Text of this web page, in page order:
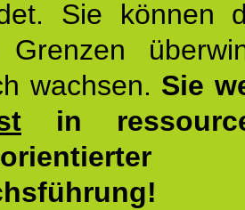
Sie können
Grenzen
wachsen. Sie
in